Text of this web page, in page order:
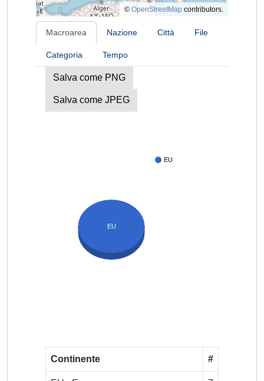
© OpenStreetMap contributors.
Macroarea Nazione Città File
Categoria Tempo
Salva come PNG
Salva come JPEG
EU
EU
Continente #